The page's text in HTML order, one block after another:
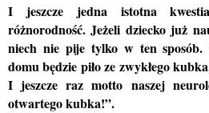
I jeszcze jedna istotna
różnorodność. Jeżeli dziecko już
niech nie pije tylko w ten sposób.
domu będzie piło ze zwykłego
I jeszcze raz motto naszej
otwartego kubka!”.